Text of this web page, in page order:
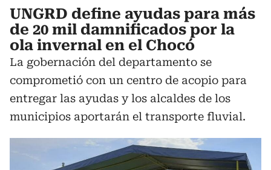
UNGRD define ayudas para más
de 20 mil damnificados por la
ola invernal en el Chocó
La gobernación del departamento se
comprometió con un centro de acopio para
entregar las ayudas y los alcaldes de los
municipios aportarán el transporte fluvial.